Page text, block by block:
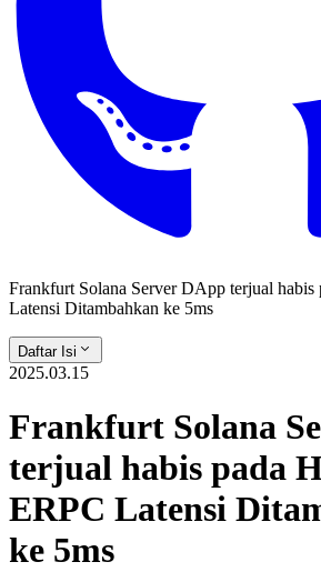
Frankfurt Solana Server DApp terjual
Latensi Ditambahkan ke 5ms
Daftar Isi
2025.03.15
Frankfurt Solana
terjual habis pada
ERPC Latensi
ke 5ms